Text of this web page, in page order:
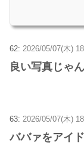
62: 2026/05/07(木)
良い写真じゃん
63: 2026/05/07(木)
ババァをアイ